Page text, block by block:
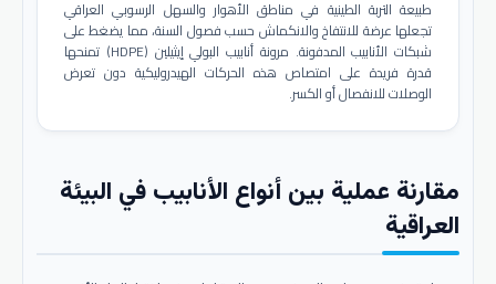
طبيعة التربة الطينية في مناطق الأهوار والسهل الرسوبي العراقي
تجعلها عرضة للانتفاخ والانكماش حسب فصول السنة، مما يضغط على
شبكات الأنابيب المدفونة. مرونة أنابيب البولي إيثيلين (HDPE) تمنحها
قدرة فريدة على امتصاص هذه الحركات الهيدروليكية دون تعرض
الوصلات للانفصال أو الكسر.
مقارنة عملية بين أنواع الأنابيب في البيئة
العراقية